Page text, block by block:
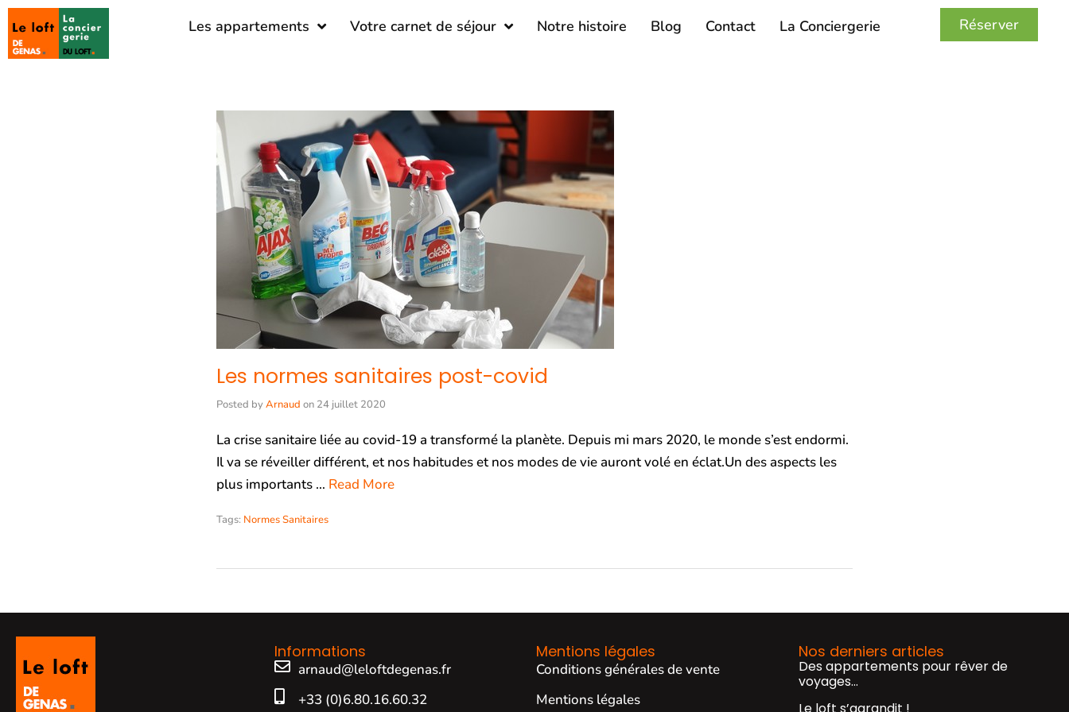
Les appartements Votre carnet de séjour Notre histoire Blog Contact La Conciergerie Réserver
Les normes sanitaires post-covid
Posted byArnaud on 24 juillet 2020
La crise sanitaire liée au covid-19 a transformé la planète. Depuis mi mars 2020, le monde s’est endormi.
Il va se réveiller différent, et nos habitudes et nos modes de vie auront volé en éclat.Un des aspects les
plus importants … Read More
Tags: Normes Sanitaires
Informations
arnaud@leloftdegenas.fr
+33 (0)6.80.16.60.32
Mentions légales
Conditions générales de vente
Mentions légales
Nos derniers articles
Des appartements pour rêver de
voyages…
Le loft s’agrandit !